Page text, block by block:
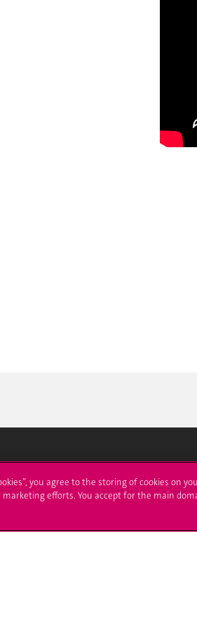
de Genève
Dufour
379 71 11
you agree to the storing of cookies on
marketing efforts. You accept for the main